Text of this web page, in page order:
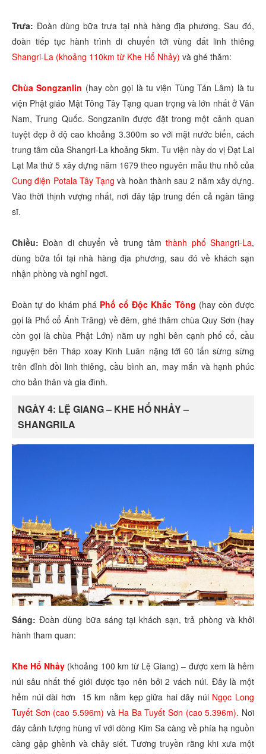
Trưa:Đoàn dùng bữa trưa tại nhà hàng địa phương. Sau đó,
đoàn tiếp tục hành trình di chuyển tới vùng đất linh thiêng
Shangri-La (khoảng 110km từ Khe Hổ Nhảy) và ghé thăm:
Chùa Songzanlin (hay còn gọi là tu viện Tùng Tán Lâm) là tu
viện Phật giáo Mật Tông Tây Tạng quan trọng và lớn nhất ở Vân
Nam, Trung Quốc. Songzanlin được đặt trong một cảnh quan
tuyệt đẹp ở độ cao khoảng 3.300m so với mặt nước biển, cách
trung tâm của Shangri-La khoảng 5km. Tu viện này do vị Đạt Lai
Lạt Ma thứ 5 xây dựng năm 1679 theo nguyên mẫu thu nhỏ của
Cung điện Potala Tây Tạng và hoàn thành sau 2 năm xây dựng.
Vào thời thịnh vượng nhất, nơi đây tập trung đến cả ngàn tăng
sĩ.
Chiều: Đoàn di chuyển về trung tâmthành phố Shangri-La,
dùng bữa tối tại nhà hàng địa phương, sau đó về khách sạn
nhận phòng và nghỉ ngơi.
Đoàn tự do khám phá Phố cổ Độc Khắc Tông (hay còn được
gọi là Phố cổ Ánh Trăng) về đêm, ghé thăm chùa Quy Sơn (hay
còn gọi là chùa Phật Lớn) nằm uy nghi bên cạnh phố cổ, cầu
nguyện bên Tháp xoay Kinh Luân nặng tới 60 tấn sừng sừng
trên đỉnh đồi linh thiêng, cầu bình an, may mắn và hạnh phúc
cho bản thân và gia đình.
NGÀY 4: LỆ GIANG – KHE HỔ NHẢY –
SHANGRILA
Sáng:Đoàn dùng bữa sáng tại khách sạn, trả phòng và khởi
hành tham quan:
Khe Hổ Nhảy (khoảng 100 km từ Lệ Giang) – được xem là hẻm
núi sâu nhất thế giới được tạo nên bởi 2 vách núi. Đây là một
hẻm núi dài hơn 15 km nằm kẹp giữa hai dãy núi Ngọc Long
Tuyết Sơn (cao 5.596m) và Ha Ba Tuyết Sơn (cao 5.396m). Nơi
đây cảnh tượng hùng vĩ với dòng Kim Sa càng về phía hạ nguồn
càng gập ghềnh và chảy siết. Tương truyền rằng khi xưa một